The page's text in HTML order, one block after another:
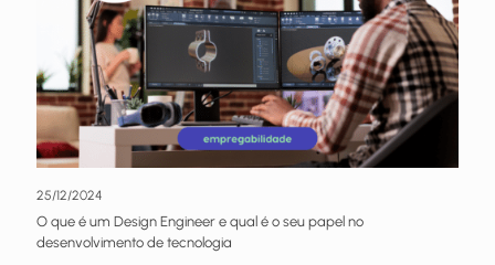
25/12/2024
O que é um Design Engineer e qual é o seu papel no
desenvolvimento de tecnologia